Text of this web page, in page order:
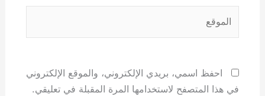
احفظ اسمي، بريدي الإلكتروني، والموقع الإلكتروني
في هذا المتصفح لاستخدامها المرة المقبلة في تعليقي.